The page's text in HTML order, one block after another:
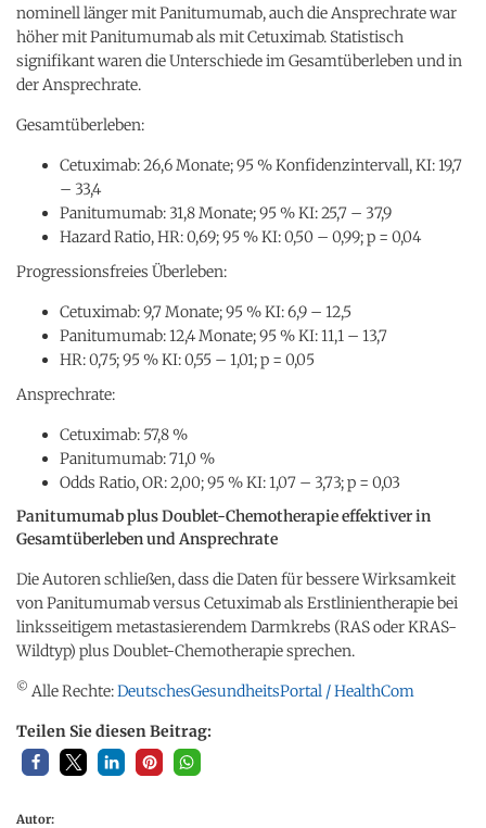
nominell länger mit Panitumumab, auch die Ansprechrate war
höher mit Panitumumab als mit Cetuximab. Statistisch
signifikant waren die Unterschiede im Gesamtüberleben und in
der Ansprechrate.
Gesamtüberleben:
Cetuximab: 26,6 Monate; 95 % Konfidenzintervall, KI: 19,7
– 33,4
Panitumumab: 31,8 Monate; 95 % KI: 25,7 – 37,9
Hazard Ratio, HR: 0,69; 95 % KI: 0,50 – 0,99; p = 0,04
Progressionsfreies Überleben:
Cetuximab: 9,7 Monate; 95 % KI: 6,9 – 12,5
Panitumumab: 12,4 Monate; 95 % KI: 11,1 – 13,7
HR: 0,75; 95 % KI: 0,55 – 1,01; p = 0,05
Ansprechrate:
Cetuximab: 57,8 %
Panitumumab: 71,0 %
Odds Ratio, OR: 2,00; 95 % KI: 1,07 – 3,73; p = 0,03
Panitumumab plus Doublet-Chemotherapie effektiver in
Gesamtüberleben und Ansprechrate
Die Autoren schließen, dass die Daten für bessere Wirksamkeit
von Panitumumab versus Cetuximab als Erstlinientherapie bei
linksseitigem metastasierendem Darmkrebs (RAS oder KRAS-
Wildtyp) plus Doublet-Chemotherapie sprechen.
© Alle Rechte:DeutschesGesundheitsPortal / HealthCom
Teilen Sie diesen Beitrag:
Autor: